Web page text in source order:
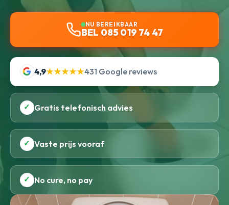
NU BEREIKBAAR
BEL 085 019 74 47
4,9★★★★★431 Google reviews
✓ Gratis telefonisch advies
✓ Vaste prijs vooraf
✓ No cure, no pay